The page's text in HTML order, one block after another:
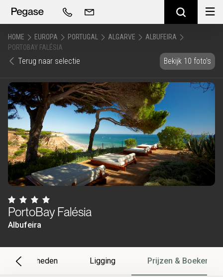
HOME EUROPA PORTUGAL ALGARVE
ALBUFEIRA
PORTOBAY FALÉSIA
Terug naar selectie Bekijk 10 foto's
PortoBay Falésia
Albufeira
Bijzonderheden Ligging Prijzen & Boeken